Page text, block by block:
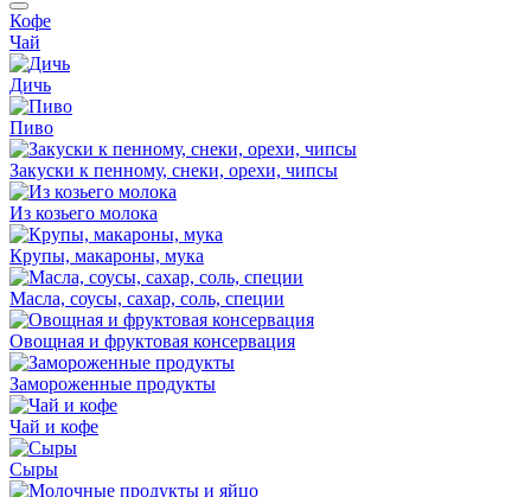
Кофе
Чай
Дичь
Пиво
Закуски к пенному, снеки, орехи, чипсы
Из козьего молока
Крупы, макароны, мука
Масла, соусы, сахар, соль, специи
Овощная и фруктовая консервация
Замороженные продукты
Чай и кофе
Сыры